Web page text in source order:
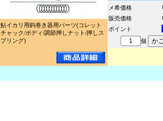
鮎イカリ用鈎巻き器用パーツ(コレット
チャック/ボディ/調節押しナット/押しス
プリング)
メ希価格
販売価格
ポイント
個